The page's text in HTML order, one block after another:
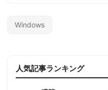
Windows
人気記事ランキング